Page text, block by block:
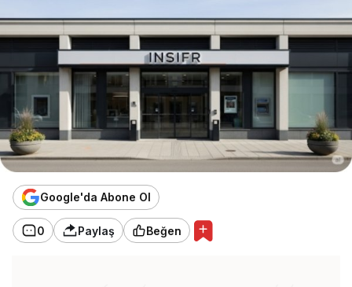
Google'da Abone Ol
0 Paylaş Beğen